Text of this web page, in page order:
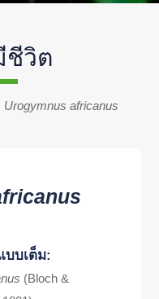
ชีวิต
Urogymnus africanus
บบเต็ม:
(Bloch &